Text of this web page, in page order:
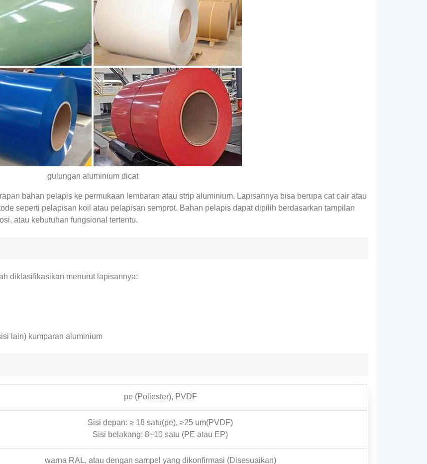
gulungan aluminium dicat
bahan pelapis ke permukaan lembaran atau strip aluminium. Lapisannya bisa berupa cat cair atau
seperti pelapisan koil atau pelapisan semprot. Bahan pelapis dapat dipilih berdasarkan tampilan
atau kebutuhan fungsional tertentu.
diklasifikasikan menurut lapisannya:
lain) kumparan aluminium
pe (Poliester), PVDF
Sisi depan: ≥ 18 satu(pe), ≥25 um(PVDF)
Sisi belakang: 8~10 satu (PE atau EP)
warna RAL, atau dengan sampel yang dikonfirmasi (Disesuaikan)